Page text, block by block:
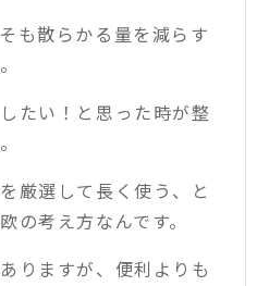
も散らかる量を減らす
たい！と思った時が整
厳選して長く使う、と
の考え方なんです。
りますが、便利よりも